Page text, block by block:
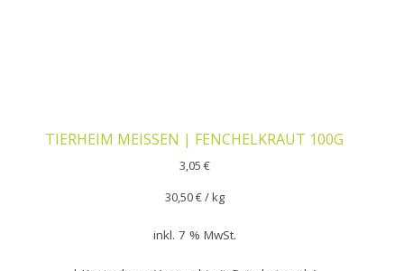
TIERHEIM MEISSEN | FENCHELKRAUT 100G
3,05 €
30,50€/kg
inkl. 7 % MwSt.